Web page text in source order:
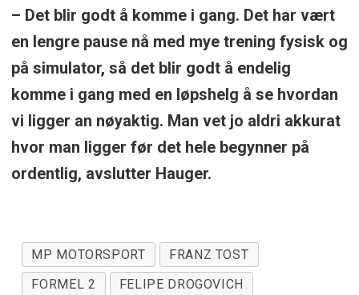
– Det blir godt å komme i gang. Det har vært
en lengre pause nå med mye trening fysisk og
på simulator, så det blir godt å endelig
komme i gang med en løpshelg å se hvordan
vi ligger an nøyaktig. Man vet jo aldri akkurat
hvor man ligger før det hele begynner på
ordentlig, avslutter Hauger.
MP MOTORSPORT
FRANZ TOST
FORMEL 2
FELIPE DROGOVICH